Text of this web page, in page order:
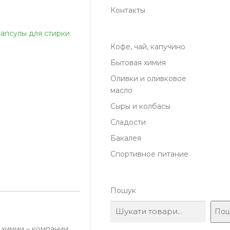
для стирки
Контакты
Кофе, чай, капучино
Бытовая химия
Оливки и оливковое
масло
Сыры и колбасы
Сладости
Бакалея
Спортивное питание
Пошук